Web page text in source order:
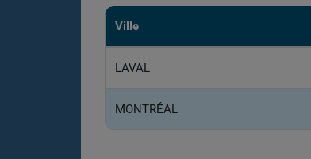
Ville
LAVAL
MONTRÉAL